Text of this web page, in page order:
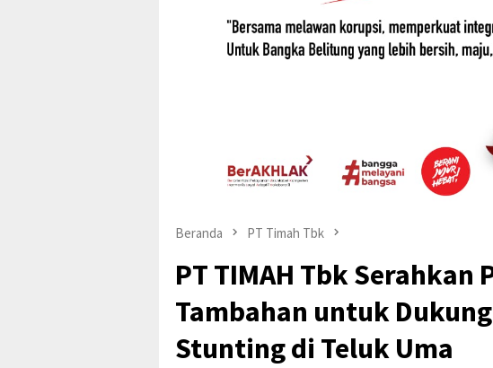
Beranda PT Timah Tbk
PT TIMAH Tbk Serahkan
Tambahan untuk
Stunting di Teluk Uma